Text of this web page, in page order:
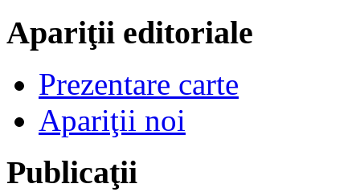
Apariţii editoriale
Prezentare carte
Apariţii noi
Publicaţii